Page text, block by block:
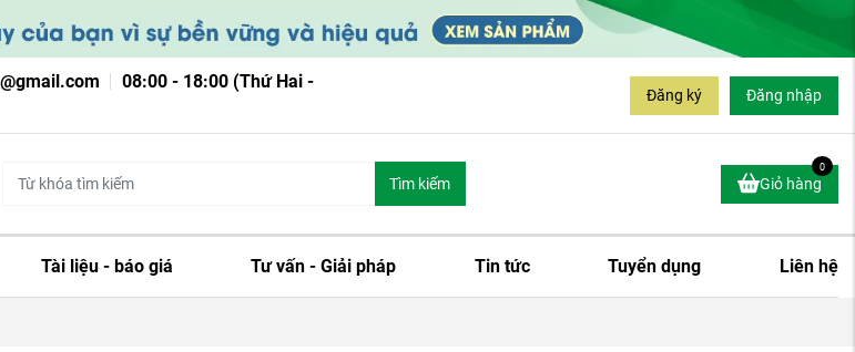
08:00 - 18:00 (Thứ Hai -
Đăng ký Đăng nhập
Tìm kiếm Giỏ hàng
0
Tài liệu - báo giá Tư vấn - Giải pháp Tin tức Tuyển dụng Liên hệ